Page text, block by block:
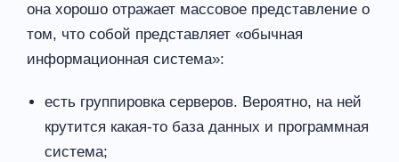
она хорошо отражает массовое представление о
том, что собой представляет «обычная
информационная система»:
есть группировка серверов. Вероятно, на ней
крутится какая-то база данных и программная
система;